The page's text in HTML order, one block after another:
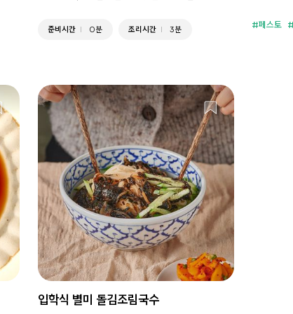
준비시간 0분 조리시간 3분 페스토
입학식 별미 돌김조림국수